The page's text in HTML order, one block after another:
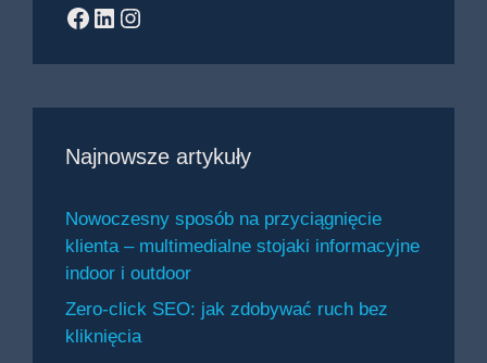
Facebook
LinkedIn
Instagram
Najnowsze artykuły
Nowoczesny sposób na przyciągnięcie
klienta – multimedialne stojaki informacyjne
indoor i outdoor
Zero-click SEO: jak zdobywać ruch bez
kliknięcia